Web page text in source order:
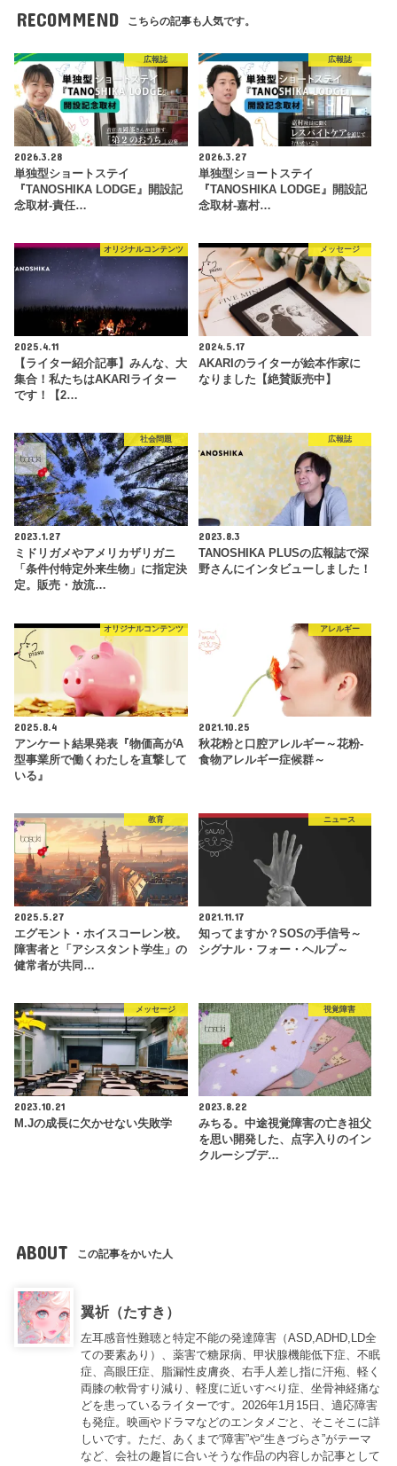
RECOMMEND こちらの記事も人気です。
広報誌
2026.3.28
単独型ショートステイ
『TANOSHIKA LODGE』開設記
念取材-責任…
広報誌
2026.3.27
単独型ショートステイ
『TANOSHIKA LODGE』開設記
念取材-嘉村…
オリジナルコンテンツ
2025.4.11
【ライター紹介記事】みんな、大
集合！私たちはAKARIライター
です！【2…
メッセージ
2024.5.17
AKARIのライターが絵本作家に
なりました【絶賛販売中】
社会問題
2023.1.27
ミドリガメやアメリカザリガニ
「条件付特定外来生物」に指定決
定。販売・放流…
広報誌
2023.8.3
TANOSHIKA PLUSの広報誌で深
野さんにインタビューしました！
オリジナルコンテンツ
2025.8.4
アンケート結果発表『物価高がA
型事業所で働くわたしを直撃して
いる』
アレルギー
2021.10.25
秋花粉と口腔アレルギー～花粉‐
食物アレルギー症候群～
教育
2025.5.27
エグモント・ホイスコーレン校。
障害者と「アシスタント学生」の
健常者が共同…
ニュース
2021.11.17
知ってますか？SOSの手信号～
シグナル・フォー・ヘルプ～
メッセージ
2023.10.21
M.Jの成長に欠かせない失敗学
視覚障害
2023.8.22
みちる。中途視覚障害の亡き祖父
を思い開発した、点字入りのイン
クルーシブデ…
ABOUT この記事をかいた人
翼祈（たすき）
左耳感音性難聴と特定不能の発達障害（ASD,ADHD,LD全
ての要素あり）、薬害で糖尿病、甲状腺機能低下症、不眠
症、高眼圧症、脂漏性皮膚炎、右手人差し指に汗疱、軽く
両膝の軟骨すり減り、軽度に近いすべり症、坐骨神経痛な
どを患っているライターです。2026年1月15日、適応障害
も発症。映画やドラマなどのエンタメごと、そこそこに詳
しいです。ただ、あくまで“障害”や“生きづらさ”がテーマ
など、会社の趣旨に合いそうな作品の内容しか記事として